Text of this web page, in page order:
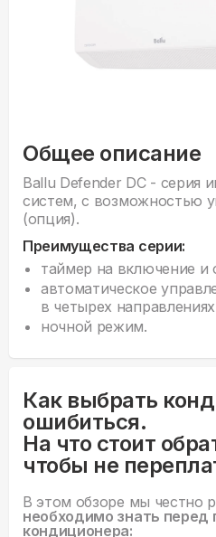
Общее описание
Ballu Defender DC - серия
систем, с возможностью
(опция).
Преимущества серии:
таймер на включение и
автоматическое
в четырех
ночной режим.
Как выбрать
ошибиться.
На что стоит
чтобы не
В этом обзоре мы честно
необходимо знать перед
кондиционера: